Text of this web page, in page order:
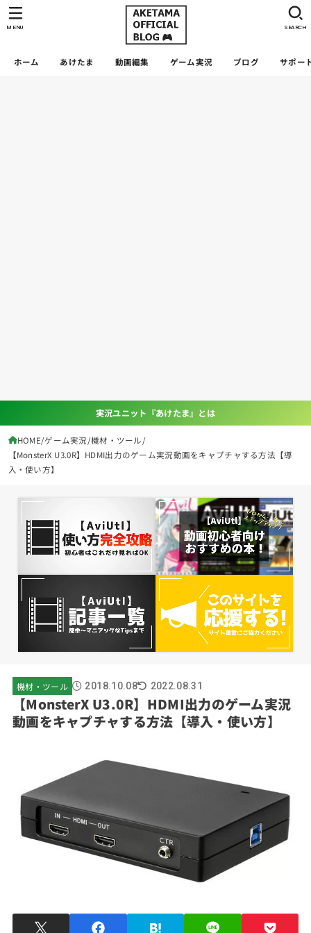
ホーム あけたま 動画編集 ゲーム実況 ブログ サポー
SEARCH
MENU
実況ユニット『あけたま』とは
HOME ゲーム実況 機材・ツール
【MonsterX U3.0R】HDMI出力のゲーム実況動画をキャプチャする方法【導
入・使い方】
機材・ツール 2018.10.08 2022.08.31
【MonsterX U3.0R】HDMI出力のゲーム実況
動画をキャプチャする方法【導入・使い方】